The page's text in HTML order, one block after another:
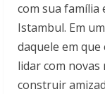
com sua família
Istambul. Em
daquele em
lidar com
construir